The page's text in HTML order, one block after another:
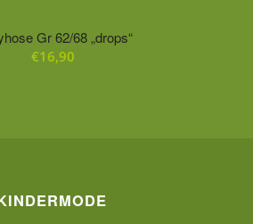
Gr 62/68 „drops“
€16,90